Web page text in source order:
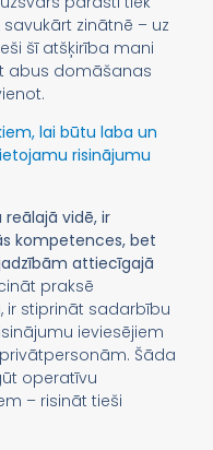
zinātnē – uz
šī atšķirība mani
abus domāšanas
lai būtu laba un
risinājumu
vidē, ir
kompetences, bet
attiecīgajā
praksē
ir stiprināt sadarbību
ieviesējiem
Šāda
operatīvu
– risināt tieši